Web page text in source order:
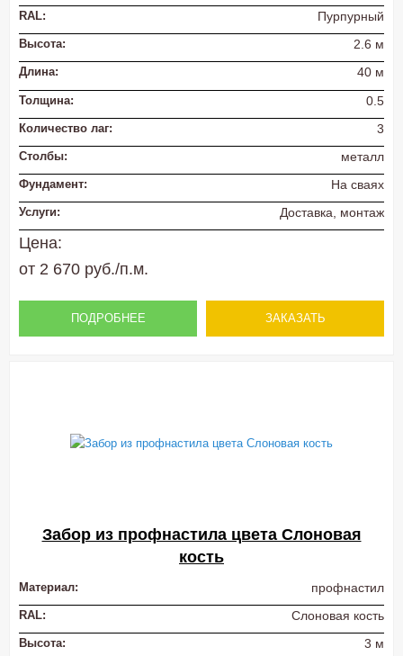
RAL: Пурпурный
Высота: 2.6 м
Длина: 40 м
Толщина: 0.5
Количество лаг: 3
Столбы: металл
Фундамент: На сваях
Услуги: Доставка, монтаж
Цена:
от 2 670 руб./п.м.
ПОДРОБНЕЕ ЗАКАЗАТЬ
Забор из профнастила цвета Слоновая
кость
Материал: профнастил
RAL: Слоновая кость
Высота: 3 м